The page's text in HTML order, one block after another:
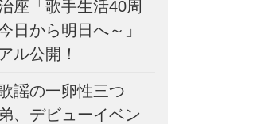
座「歌手生活40周
日から明日へ～」
ル公開！
謡の一卵性三つ
、デビューイベン